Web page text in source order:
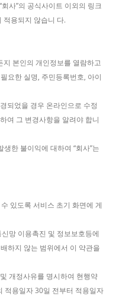
사”의 공식사이트 이외의 링크
적용되지 않습니 다.
본인의 개인정보를 열람하고
요한 실명, 주민등록번호, 아이
되었을 경우 온라인으로 수정
여 그 변경사항을 알려야 합니
한 불이익에 대하여 “회사”는
있도록 서비스 초기 화면에 게
망 이용촉진 및 정보보호등에
하지 않는 범위에서 이 약관을
개정사유를 명시하여 현행약
적용일자 30일 전부터 적용일자